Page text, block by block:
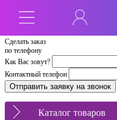
Сделать заказ
по телефону
Как Вас зовут?
Контактный телефон
Каталог товаров